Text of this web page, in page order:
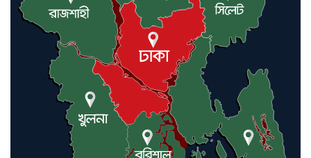
আন্তর্জাতিক মানবাধিকার সম্মেলনে
বিশেষ সম্মাননা পেলেন ফারুক খাঁন,
শ্রীমঙ্গলে সংবর্ধনা